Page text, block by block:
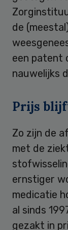
de
een patent
nauwelijks
Prijs
Zo zijn de
met de
ernstiger
medicatie
al sinds
gezakt in